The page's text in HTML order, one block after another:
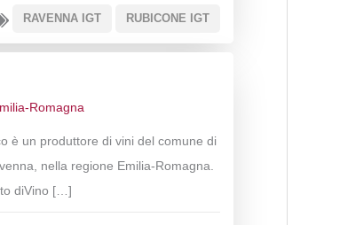
RAVENNA IGT RUBICONE IGT
Romagna
è un produttore di vini del comune di
nella regione Emilia-Romagna.
diVino […]